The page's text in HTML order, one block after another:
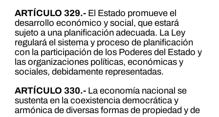
ARTÍCULO 329.- El Estado promueve el
desarrollo económico y social, que estará
sujeto a una planificación adecuada. La Ley
regulará el sistema y proceso de planificación
con la participación de los Poderes del Estado y
las organizaciones políticas, económicas y
sociales, debidamente representadas.
ARTÍCULO 330.-La economía nacional se
sustenta en la coexistencia democrática y
armónica de diversas formas de propiedad y de